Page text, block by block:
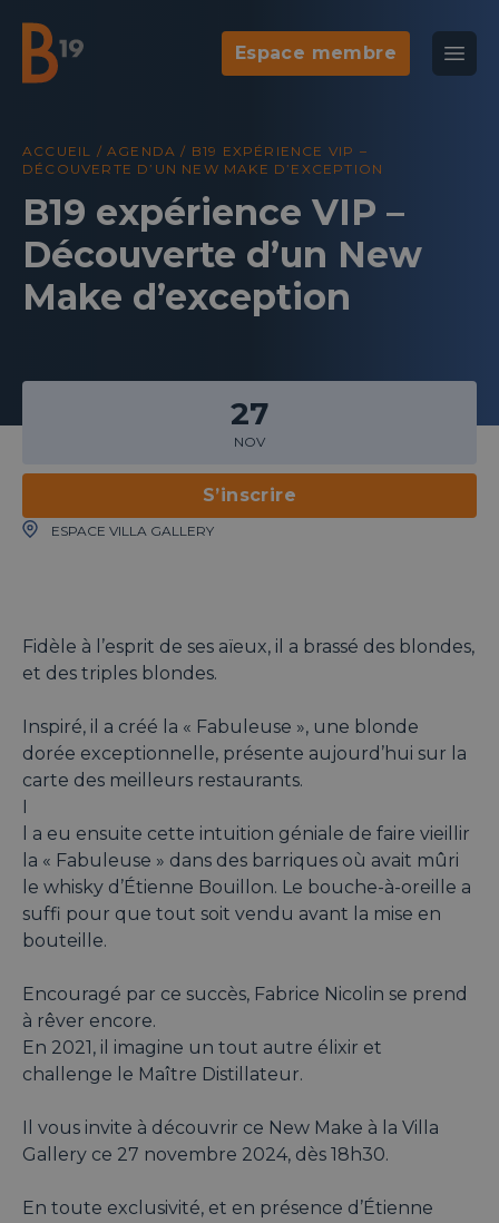
National Business Club & Networking
Espace membre
ACCUEIL /AGENDA / B19 EXPÉRIENCE VIP –
DÉCOUVERTE D’UN NEW MAKE D’EXCEPTION
B19 expérience VIP –
Découverte d’un New
Make d’exception
27
NOV
S’inscrire
ESPACE VILLA GALLERY
Fidèle à l’esprit de ses aïeux, il a brassé des blondes,
et des triples blondes.
Inspiré, il a créé la « Fabuleuse », une blonde
dorée exceptionnelle, présente aujourd’hui sur la
carte des meilleurs restaurants.
I
l a eu ensuite cette intuition géniale de faire vieillir
la « Fabuleuse » dans des barriques où avait mûri
le whisky d’Étienne Bouillon. Le bouche-à-oreille a
suffi pour que tout soit vendu avant la mise en
bouteille.
Encouragé par ce succès, Fabrice Nicolin se prend
à rêver encore.
En 2021, il imagine un tout autre élixir et
challenge le Maître Distillateur.
Il vous invite à découvrir ce New Make à la Villa
Gallery ce 27 novembre 2024, dès 18h30.
En toute exclusivité, et en présence d’Étienne